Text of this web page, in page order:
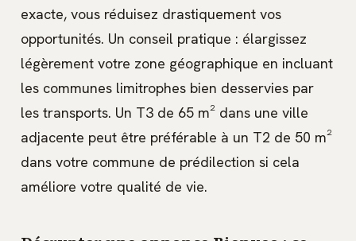
exacte, vous réduisez drastiquement vos
opportunités. Un conseil pratique : élargissez
légèrement votre zone géographique en incluant
les communes limitrophes bien desservies par
les transports. Un T3 de 65 m² dans une ville
adjacente peut être préférable à un T2 de 50 m²
dans votre commune de prédilection si cela
améliore votre qualité de vie.